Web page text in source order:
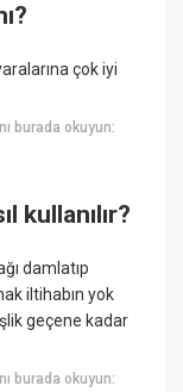
çok iyi
burada okuyun:
kullanılır?
damlatıp
iltihabın yok
geçene kadar
burada okuyun: